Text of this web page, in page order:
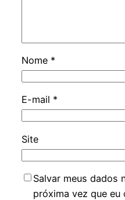
Nome *
E-mail *
Site
Salvar meus dados
próxima vez que eu